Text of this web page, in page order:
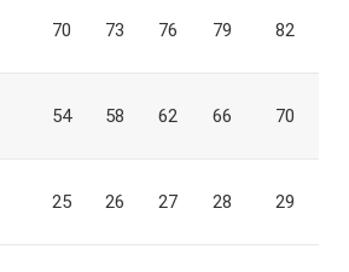
70 73 76 79 82
54 58 62 66 70
25 26 27 28 29